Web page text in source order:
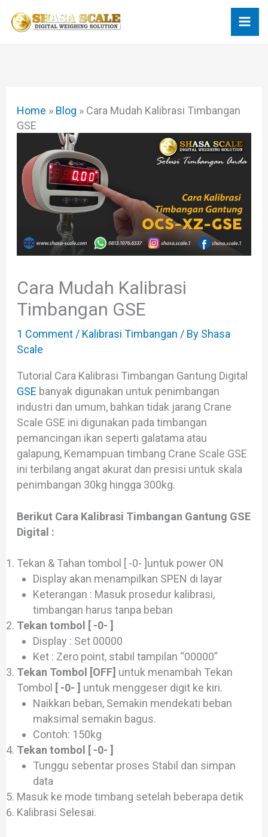
Home » Blog » Cara Mudah Kalibrasi Timbangan
GSE
Cara Mudah Kalibrasi
Timbangan GSE
1 Comment / Kalibrasi Timbangan / By Shasa
Scale
Tutorial Cara Kalibrasi Timbangan Gantung Digital
GSE banyak digunakan untuk penimbangan
industri dan umum, bahkan tidak jarang Crane
Scale GSE ini digunakan pada timbangan
pemancingan ikan seperti galatama atau
galapung, Kemampuan timbang Crane Scale GSE
ini terbilang angat akurat dan presisi untuk skala
penimbangan 30kg hingga 300kg.
Berikut Cara Kalibrasi Timbangan Gantung GSE
Digital :
Tekan & Tahan tombol [ -0- ]untuk power ON
Display akan menampilkan SPEN di layar
Keterangan : Masuk prosedur kalibrasi,
timbangan harus tanpa beban
Tekan tombol [ -0- ]
Display : Set 00000
Ket : Zero point, stabil tampilan “00000”
Tekan Tombol [OFF] untuk menambah Tekan
Tombol [ -0- ] untuk menggeser digit ke kiri.
Naikkan beban, Semakin mendekati beban
maksimal semakin bagus.
Contoh: 150kg
Tekan tombol [ -0- ]
Tunggu sebentar proses Stabil dan simpan
data
Masuk ke mode timbang setelah beberapa detik
Kalibrasi Selesai.